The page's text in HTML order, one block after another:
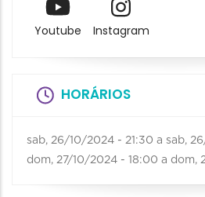
Youtube Instagram
HORÁRIOS
sab, 26/10/2024 - 21:30 a sab,
dom, 27/10/2024 - 18:00 a dom,